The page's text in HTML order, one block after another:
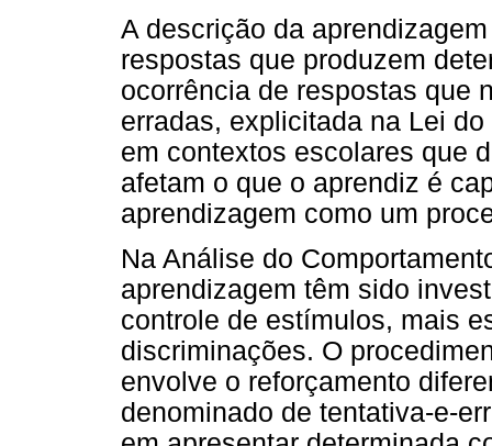
A descrição da
respostas que produzem
ocorrência de respostas que
erradas, explicitada na Lei
em contextos escolares que
afetam o que o aprendiz é
aprendizagem como um
Na Análise do
aprendizagem têm sido
controle de estímulos, mais
discriminações. O
envolve o reforçamento
denominado de tentativa-e-